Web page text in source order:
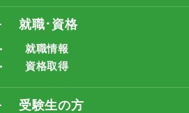
就職･資格
就職情報
資格取得
受験生の方